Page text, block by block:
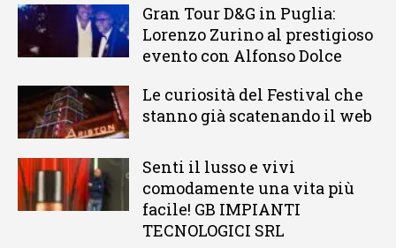
Gran Tour D&G in Puglia:
Lorenzo Zurino al prestigioso
evento con Alfonso Dolce
Le curiosità del Festival che
stanno già scatenando il web
Senti il lusso e vivi
comodamente una vita più
facile! GB IMPIANTI
TECNOLOGICI SRL